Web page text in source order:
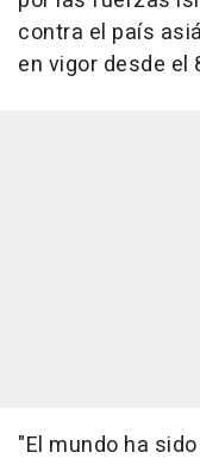
contra el país
en vigor desde el
"El mundo ha